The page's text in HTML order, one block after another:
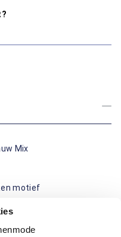
Mix
motief
speelse print. Het regular